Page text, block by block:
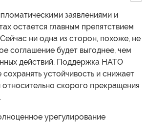
заявлениями и
остается главным препятствием
ни одна из сторон, похоже, не
соглашение будет выгоднее, чем
действий. Поддержка НАТО
устойчивость и снижает
скорого прекращения
урегулирование